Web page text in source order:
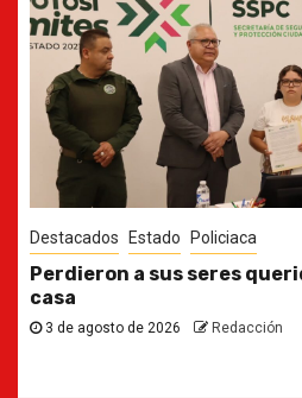
Destacados Estado
Ya casi, el quinto informe
30 de julio de 2026